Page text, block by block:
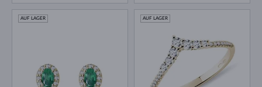
AUF LAGER AUF LAGER